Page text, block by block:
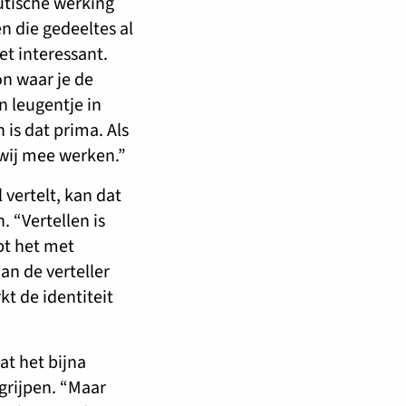
die gedeeltes al
interessant.
waar je de
leugentje in
dat prima. Als
mee werken.”
vertelt, kan dat
“Vertellen is
het met
de verteller
de identiteit
het bijna
“Maar